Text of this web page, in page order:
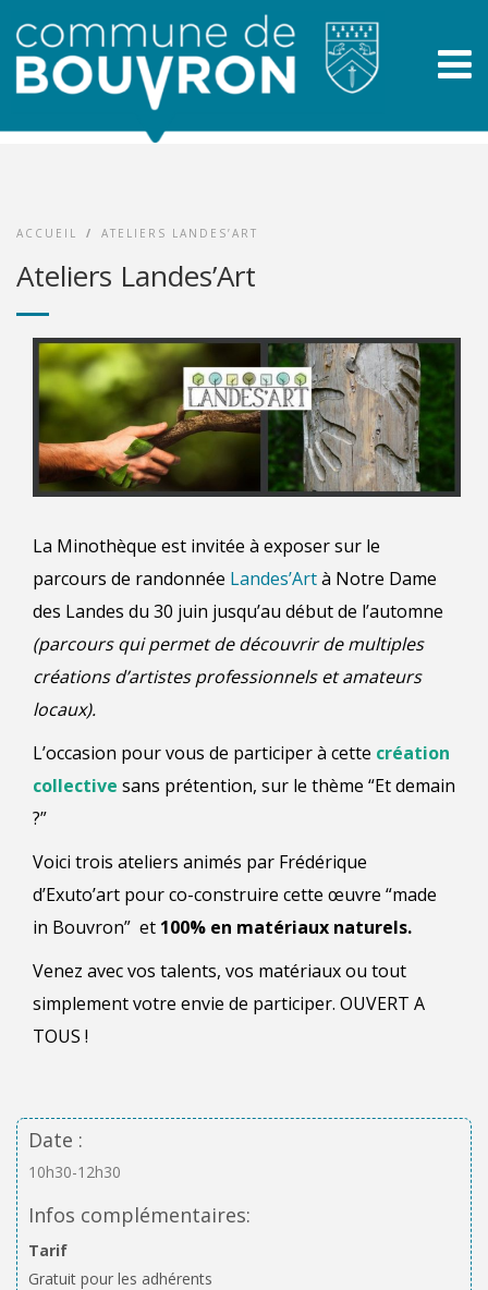
ACCUEIL / ATELIERS LANDES’ART
Ateliers Landes’Art
La Minothèque est invitée à exposer sur le
parcours de randonnée Landes’Artà Notre Dame
des Landes du 30 juin jusqu’au début de l’automne
(parcoursqui permet de découvrir de multiples
créations d’artistes professionnels et amateurs
locaux).
L’occasion pour vous de participer à cette création
collective sans prétention, sur le thème “Et demain
?”
Voici trois ateliers animés par Frédérique
d’Exuto’art pour co-construire cette œuvre “made
in Bouvron” et 100% en matériaux naturels.
Venez avec vos talents, vos matériaux ou tout
simplement votre envie de participer. OUVERT A
TOUS !
Date :
10h30-12h30
Infos complémentaires:
Tarif
Gratuit pour les adhérents